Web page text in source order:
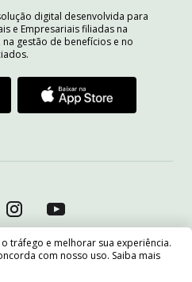
tráfego e melhorar sua experiência.
com nosso uso. Saiba mais
digital desenvolvida para
e Empresariais filiadas na
gestão de benefícios e no